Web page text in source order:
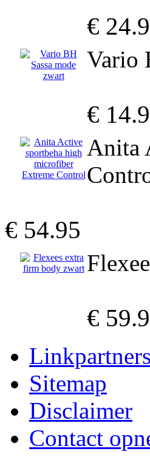
€
Vario
€
Anita
€ 54.95
€
Linkpartners
Sitemap
Disclaimer
Contact